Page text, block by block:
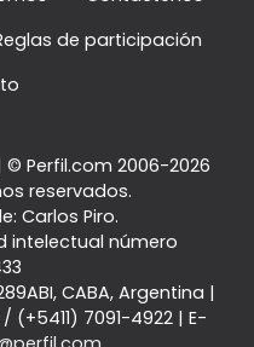
de participación
© Perfil.com 2006-2026
reservados.
Carlos Piro.
intelectual número
, CABA, Argentina |
/ (+5411) 7091-4922| E-